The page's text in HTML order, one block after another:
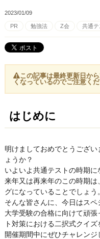
2023/01/09
PR 勉強法 Z会 共通テ
この記事は最終更新日か
くなっているのでご注意くだ
はじめに
明けましておめでとうござ
ょうか？
いよいよ共通テストの時期に
来年又は再来年のこの時期
グになっていることでしょう。
そんな皆さんに、今日はスペ
大学受験の合格に向けて頑
ト対策における二択式クイズ
開催期間中にぜひチャレンジ